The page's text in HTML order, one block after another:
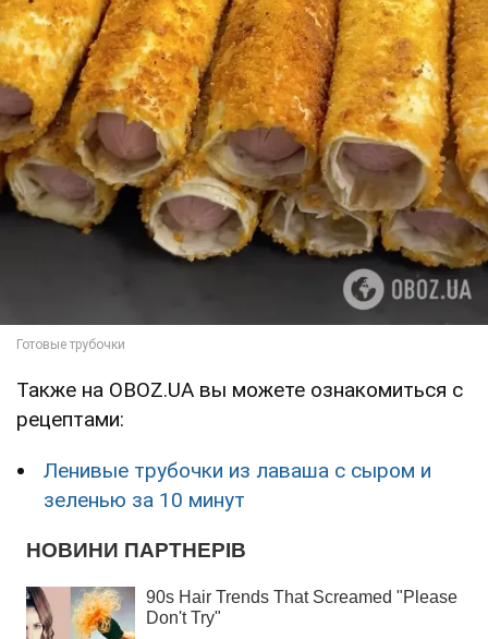
Также на OBOZ.UA вы можете ознакомиться с
рецептами:
Ленивые трубочки из лаваша с сыром и
зеленью за 10 минут